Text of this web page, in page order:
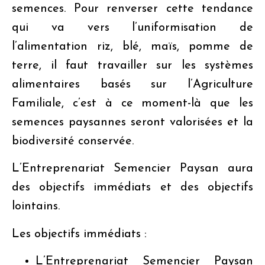
semences. Pour renverser cette tendance
qui va vers l’uniformisation de
l’alimentation riz, blé, maïs, pomme de
terre, il faut travailler sur les systèmes
alimentaires basés sur l’Agriculture
Familiale, c’est à ce moment-là que les
semences paysannes seront valorisées et la
biodiversité conservée.
L’Entreprenariat Semencier Paysan aura
des objectifs immédiats et des objectifs
lointains.
Les objectifs immédiats :
L’Entreprenariat Semencier Paysan